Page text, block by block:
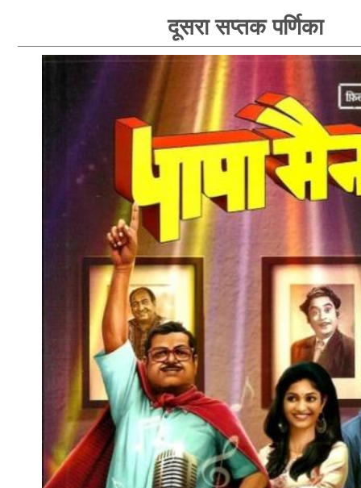
दूसरा सप्तक पर्णिका